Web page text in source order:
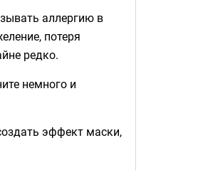
аллергию в
потеря
редко.
немного и
эффект маски,